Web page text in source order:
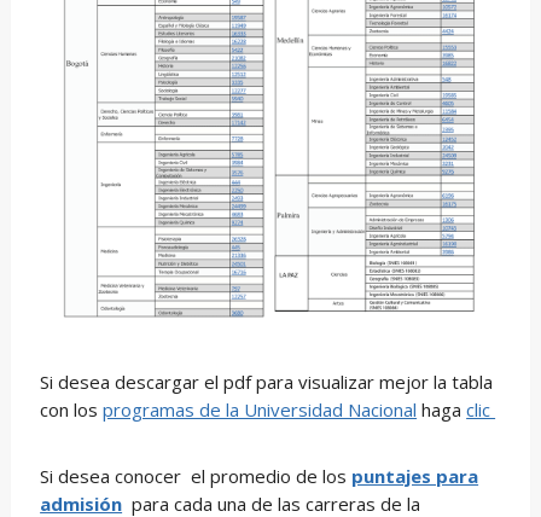
Si desea descargar el pdf para visualizar mejor la tabla
con losprogramas de la Universidad Nacional hagaclic
Si desea conocer el promedio de los puntajes para
admisión para cada una de las carreras de la